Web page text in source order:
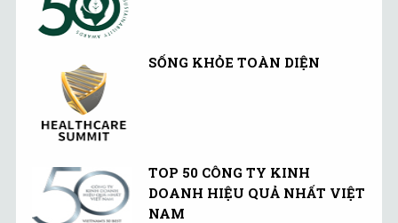
SỐNG KHỎE TOÀN DIỆN
TOP 50 CÔNG TY KINH
DOANH HIỆU QUẢ NHẤT VIỆT
NAM